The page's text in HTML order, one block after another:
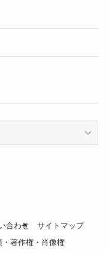
合わせ
サイトマップ
・著作権・肖像権